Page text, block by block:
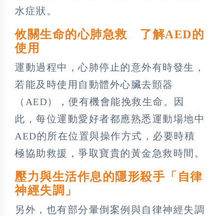
水症狀。
攸關生命的心肺急救 了解AED的
使用
運動過程中，心肺停止的意外有時發生，
若能及時使用自動體外心臟去顫器
（AED），便有機會能挽救生命。因
此，每位運動愛好者都應熟悉運動場地中
AED的所在位置與操作方式，必要時積
極協助救援，爭取寶貴的黃金急救時間。
壓力與生活作息的隱形殺手「自律
神經失調」
另外，也有部分暈倒案例與自律神經失調